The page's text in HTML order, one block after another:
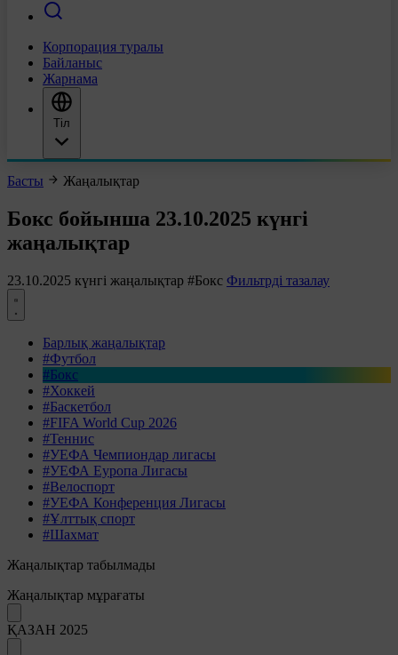
Корпорация туралы
Байланыс
Жарнама
Тіл
Басты Жаңалықтар
Бокс бойынша 23.10.2025 күнгі
жаңалықтар
23.10.2025 күнгі жаңалықтар #Бокс Фильтрді тазалау
Барлық жаңалықтар
#Футбол
#Бокс
#Хоккей
#Баскетбол
#FIFA World Cup 2026
#Теннис
#УЕФА Чемпиондар лигасы
#УЕФА Еуропа Лигасы
#Велоспорт
#УЕФА Конференция Лигасы
#Ұлттық спорт
#Шахмат
Жаңалықтар табылмады
Жаңалықтар мұрағаты
ҚАЗАН 2025